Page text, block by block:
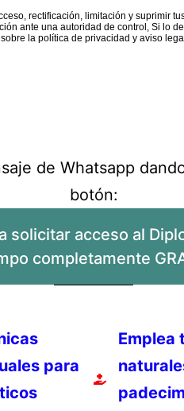
rectificación, limitación y suprimir
ante una autoridad de control, Si lo
la política de privacidad y aviso
de Whatsapp
botón:
solicitar acceso al
completamente
para
Emplea